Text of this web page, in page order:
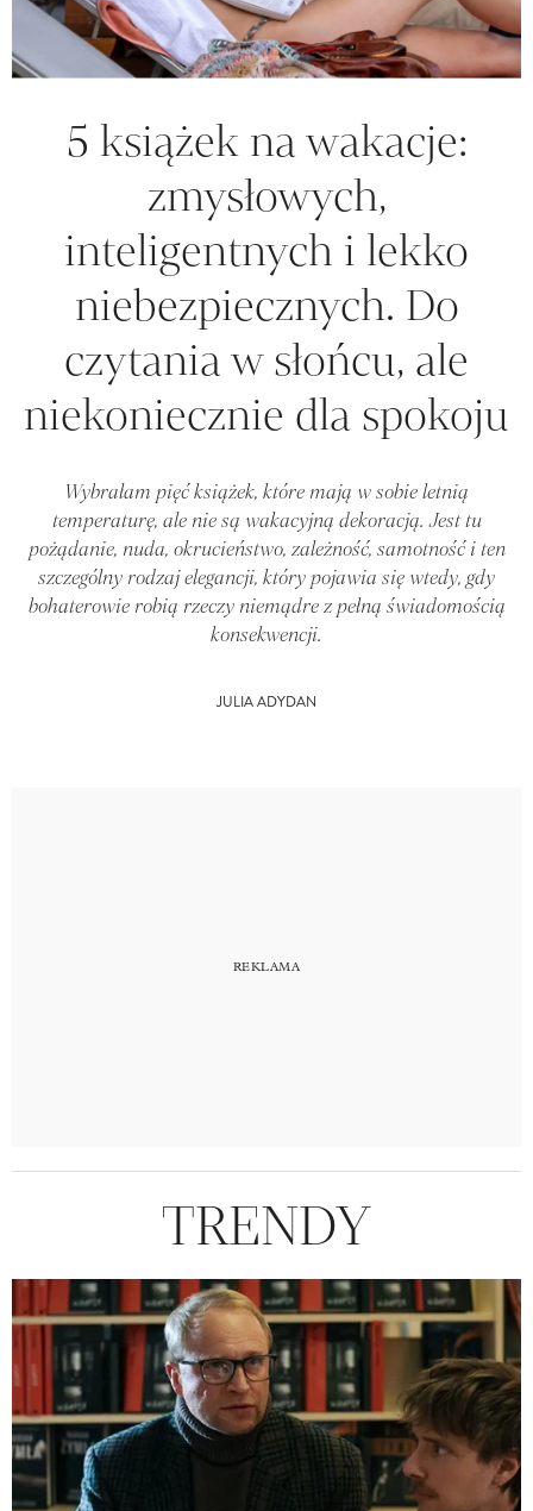
5 książek na wakacje:
zmysłowych,
inteligentnych i lekko
niebezpiecznych. Do
czytania w słońcu, ale
niekoniecznie dla spokoju
Wybrałam pięć książek, które mają w sobie letnią
temperaturę, ale nie są wakacyjną dekoracją. Jest tu
pożądanie, nuda, okrucieństwo, zależność, samotność i ten
szczególny rodzaj elegancji, który pojawia się wtedy, gdy
bohaterowie robią rzeczy niemądre z pełną świadomością
konsekwencji.
JULIA ADYDAN
TRENDY